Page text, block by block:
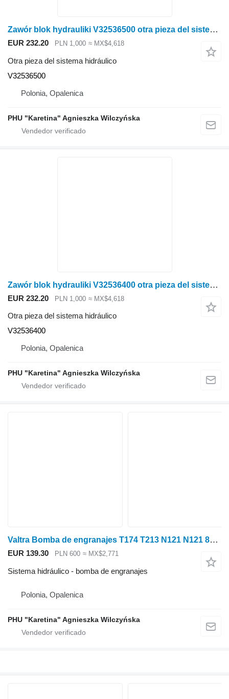
Zawór blok hydrauliki V32536500 otra pieza del sistema hidráulico para Valtra N141 tractor de ruedas
EUR 232.20 PLN 1,000 ≈ MX$4,618
Otra pieza del sistema hidráulico
V32536500
Polonia, Opalenica
PHU "Karetina" Agnieszka Wilczyńska
Zawór blok hydrauliki V32536400 otra pieza del sistema hidráulico para Valtra N141 tractor de ruedas
EUR 232.20 PLN 1,000 ≈ MX$4,618
Otra pieza del sistema hidráulico
V32536400
Polonia, Opalenica
PHU "Karetina" Agnieszka Wilczyńska
Valtra Bomba de engranajes T174 T213 N121 N121 8050 V33093200 33093200 para Valtra T174 T213 tractor de ruedas
EUR 139.30 PLN 600 ≈ MX$2,771
Sistema hidráulico - bomba de engranajes
Polonia, Opalenica
PHU "Karetina" Agnieszka Wilczyńska